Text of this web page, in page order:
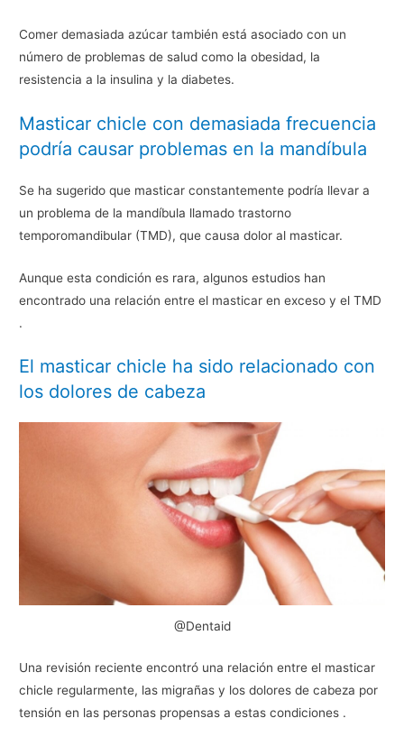
Comer demasiada azúcar también está asociado con un
número de problemas de salud como la obesidad, la
resistencia a la insulina y la diabetes.
Masticar chicle con demasiada frecuencia
podría causar problemas en la mandíbula
Se ha sugerido que masticar constantemente podría llevar a
un problema de la mandíbula llamado trastorno
temporomandibular (TMD), que causa dolor al masticar.
Aunque esta condición es rara, algunos estudios han
encontrado una relación entre el masticar en exceso y el TMD
.
El masticar chicle ha sido relacionado con
los dolores de cabeza
@Dentaid
Una revisión reciente encontró una relación entre el masticar
chicle regularmente, las migrañas y los dolores de cabeza por
tensión en las personas propensas a estas condiciones .